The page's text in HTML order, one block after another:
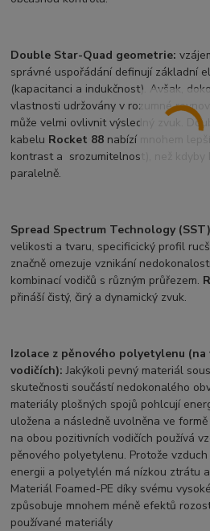
Double Star-Quad geometrie:
správné uspořádání definují základní
(kapacitanci a indukčnost). Avšak,
vlastnosti udržovány v rozumné
může velmi ovlivnit výsledný zvuk.
kabelu Rocket 88 nabízí mnohem
kontrast a srozumitelnost), než kdyby
paralelně.
Spread Spectrum Technology
velikosti a tvaru, specificický profil
značně omezuje vznikání
kombinací vodičů s různým průřezem.
přináší čistý, čirý a dynamický zvuk.
Izolace z pěnového polyetylenu
vodičích):Jakýkoli pevný materiál
skutečnosti součástí nedokonalého
materiály plošných spojů pohlcují
uložena a následně uvolněna ve
na obou pozitivních vodičích používá
pěnového polyetylenu. Protože
energii a polyetylén má nízkou ztrátu
Materiál Foamed-PE díky svému
způsobuje mnohem méně efektů
používané materiály